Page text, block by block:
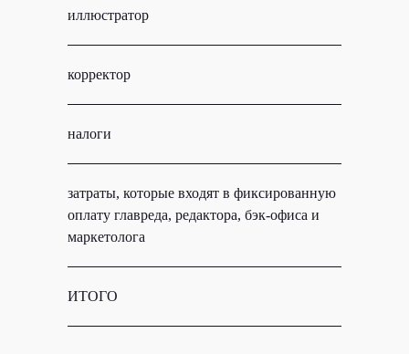
иллюстратор
корректор
налоги
затраты, которые входят в фиксированную
оплату главреда, редактора, бэк-офиса и
маркетолога
ИТОГО